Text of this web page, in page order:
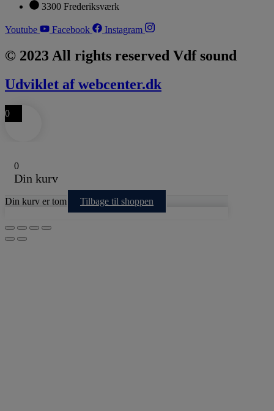
3300 Frederiksværk
Youtube Facebook Instagram
© 2023 All rights reserved Vdf sound
Udviklet af webcenter.dk
0
0
Din kurv
Din kurv er tom Tilbage til shoppen